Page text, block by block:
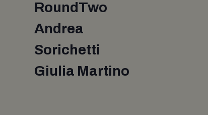
RoundTwo
Andrea
Sorichetti
Giulia Martino